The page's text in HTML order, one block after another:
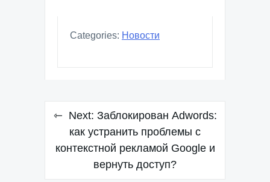
Categories: Новости
Навигация
записям
Next: Заблокирован Adwords:
как устранить проблемы с
контекстной рекламой Google и
вернуть доступ?